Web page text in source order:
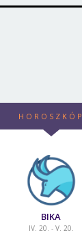
HOROSZKÓP
BIKA
IV. 20. - V. 20.